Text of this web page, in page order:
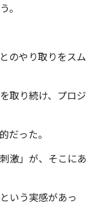
。
のやり取りをスム
取り続け、プロジ
だった。
激」が、そこにあ
いう実感があっ